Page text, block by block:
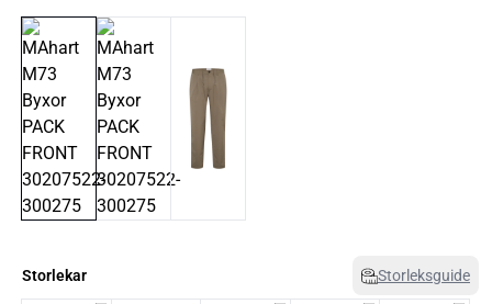
Storlekar Storleksguide